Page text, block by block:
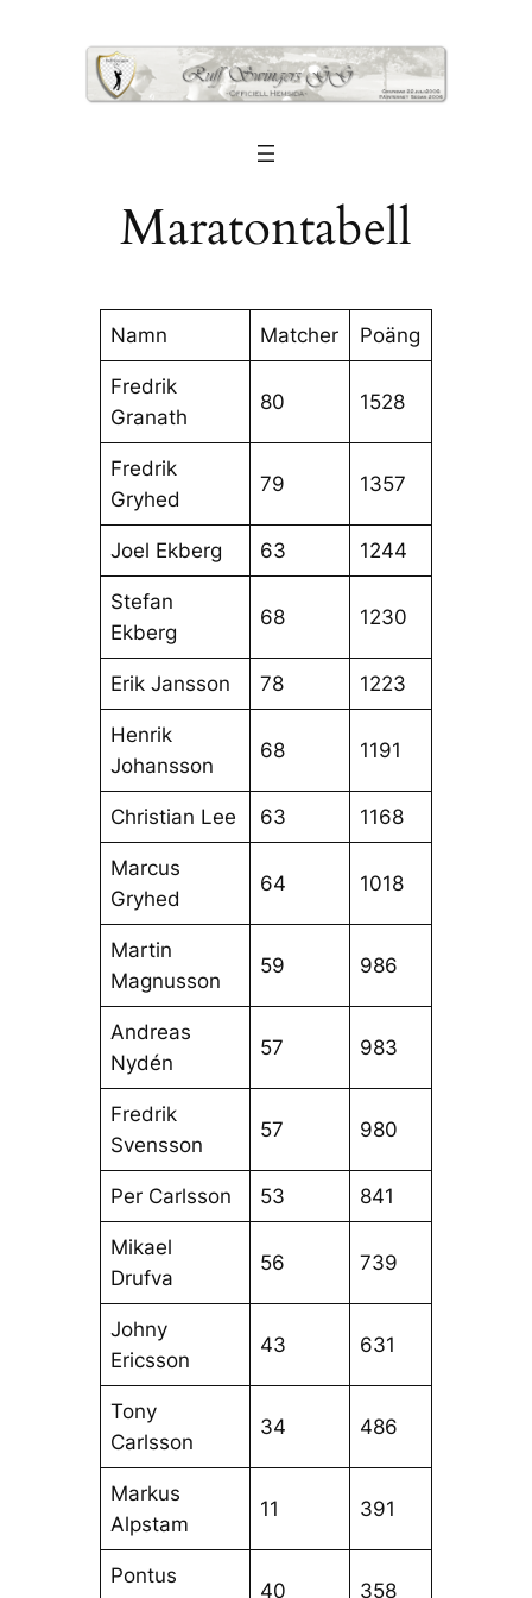
Maratontabell
Namn Matcher Poäng
Fredrik
Granath
80 1528
Fredrik
Gryhed
79 1357
Joel Ekberg 63 1244
Stefan
Ekberg
68 1230
Erik Jansson 78 1223
Henrik
Johansson
68 1191
Christian Lee 63 1168
Marcus
Gryhed
64 1018
Martin
Magnusson
59 986
Andreas
Nydén
57 983
Fredrik
Svensson
57 980
Per Carlsson 53 841
Mikael
Drufva
56 739
Johny
Ericsson
43 631
Tony
Carlsson
34 486
Markus
Alpstam
11 391
Pontus
40 358